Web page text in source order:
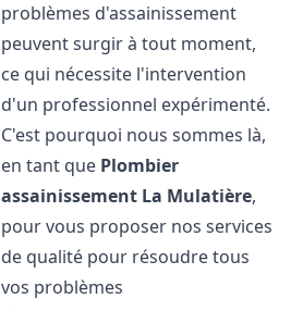
problèmes d'assainissement
peuvent surgir à tout moment,
ce qui nécessite l'intervention
d'un professionnel expérimenté.
C'est pourquoi nous sommes là,
en tant que Plombier
assainissement La Mulatière,
pour vous proposer nos services
de qualité pour résoudre tous
vos problèmes